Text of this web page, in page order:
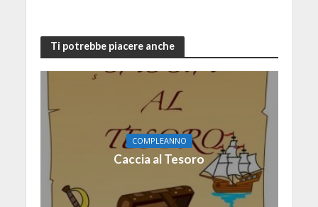
Ti potrebbe piacere anche
COMPLEANNO
Caccia al Tesoro